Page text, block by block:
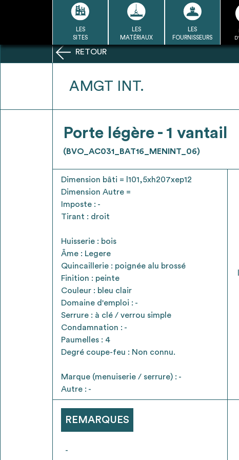
LES
SITES
LES
MATÉRIAUX
LES
FOURNISSEURS
LA DÉMARCHE
LA BASE
DU RÉEMPLOI
Refair mode d'emploi
Se connecter / Se créer un
Une fois
* Attention, l’ajout des matériaux à sa liste et
voirFAQ
RETOUR
AMGT INT.
Porte légère - 1 vantail
(BVO_AC031_BAT16_MENINT_06)
Dimension bâti = l101,5xh207xep12
Dimension Autre =
Imposte : -
Tirant : droit
Huisserie : bois
Âme : Legere
Quincaillerie : poignée alu brossé
Finition : peinte
Couleur : bleu clair
Domaine d'emploi : -
Serrure : à clé / verrou simple
Condamnation : -
Paumelles : 4
Degré coupe-feu : Non connu.
Marque (menuiserie / serrure) : -
Autre : -
REMARQUES
-